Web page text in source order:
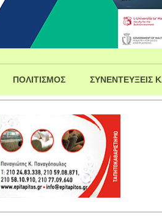
ΠΟΛΙΤΙΣΜΟΣ ΣΥΝΕΝΤΕΥΞΕΙΣ